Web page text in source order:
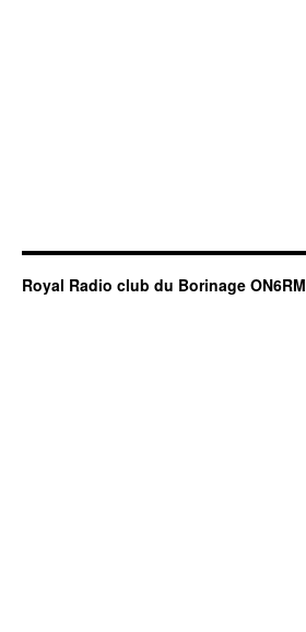
Royal Radio club du Borinage ON6RM